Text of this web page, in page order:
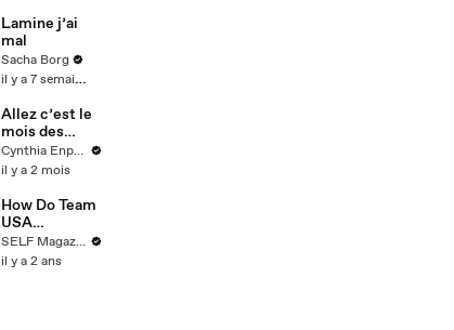
Lamine j’ai
mal
Sacha Borg
il y a 7 semaines
Allez c’est le
mois des
fiertés et
bientôt la
#histoire
Cynthia Enparle
il y a 2 mois
How Do Team
USA
Celebrate
Their Big
SELF Magazine
il y a 2 ans